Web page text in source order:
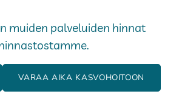
muiden palveluiden hinnat
VARAA AIKA KASVOHOITOON